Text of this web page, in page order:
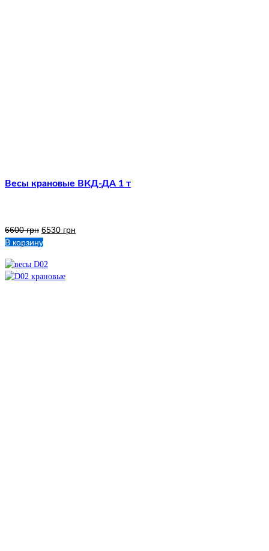
Весы крановые ВКД-ДА 1 т
6600грн 6530 грн
В корзину